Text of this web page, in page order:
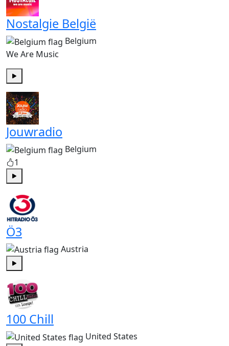
Nostalgie België
Belgium
We Are Music
Jouwradio
Belgium
1
Play
Ö3
Austria
100 Chill
United States